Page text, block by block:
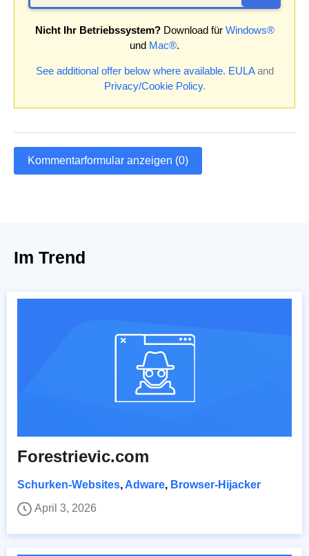
Nicht Ihr Betriebssystem?Download für Windows®
und Mac®.
See additional offer below where available. EULAand
Privacy/Cookie Policy.
Kommentarformular anzeigen (0)
Im Trend
Forestrievic.com
Schurken-Websites, Adware, Browser-Hijacker
April 3, 2026